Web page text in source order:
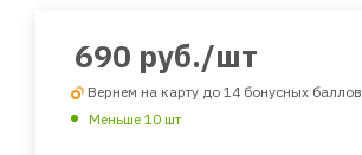
690 руб./шт
Вернем на карту до 14 бонусных баллов
Меньше 10 шт